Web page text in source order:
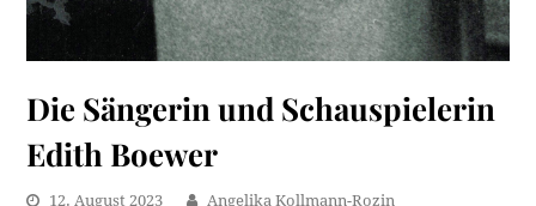
Die Sängerin und Schauspielerin
Edith Boewer
12. August 2023
Angelika Kollmann-Rozin